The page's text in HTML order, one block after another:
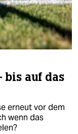
auf das
erneut vor dem
wenn das